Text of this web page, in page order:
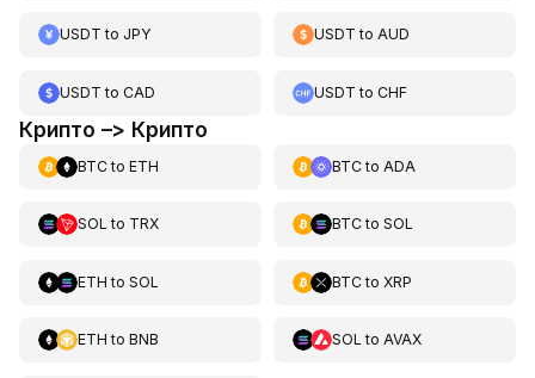
USDT to JPY USDT toAUD
USDT to CAD USDT toCHF
Крипто –> Крипто
BTCto ETH BTCto ADA
SOL to TRX BTCto SOL
ETH to SOL BTCto XRP
ETH to BNB SOL to AVAX